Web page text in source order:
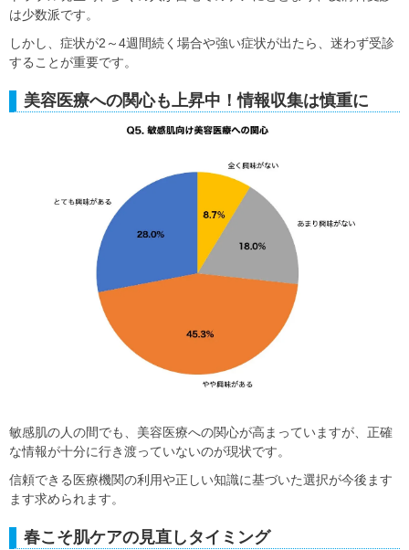
は少数派です。
しかし、症状が2～4週間続く場合や強い症状が出たら、迷わず受診
することが重要です。
美容医療への関心も上昇中！情報収集は慎重に
敏感肌の人の間でも、美容医療への関心が高まっていますが、正確
な情報が十分に行き渡っていないのが現状です。
信頼できる医療機関の利用や正しい知識に基づいた選択が今後ます
ます求められます。
春こそ肌ケアの見直しタイミング